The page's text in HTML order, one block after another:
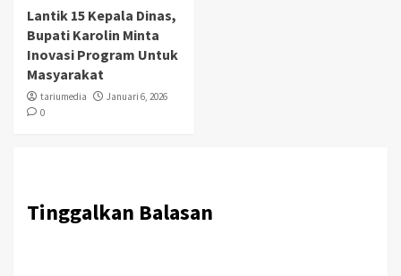
Lantik 15 Kepala Dinas,
Bupati Karolin Minta
Inovasi Program Untuk
Masyarakat
tariumedia
Januari 6, 2026
0
Tinggalkan Balasan